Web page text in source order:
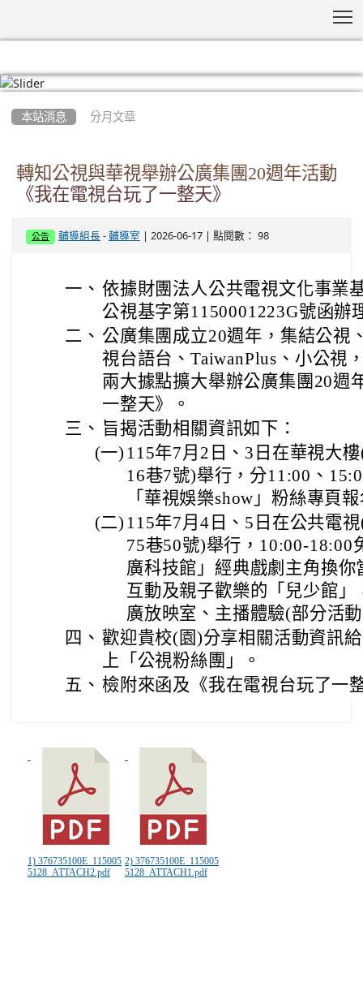
本站消息 分月文章
轉知公視與華視舉辦公廣集團20週年活動
《我在電視台玩了一整天》
公告 輔導組長 -輔導室 | 2026-06-17 | 點閱數： 98
一、 依據財團法人公共電視文化事業
公視基字第1150001223G號函辦
二、 公廣集團成立20週年，集結公視
視台語台、TaiwanPlus、小公視
兩大據點擴大舉辦公廣集團20週
一整天》。
三、 旨揭活動相關資訊如下：
(一) 115年7月2日、3日在華視大
16巷7號)舉行，分11:00、
「華視娛樂show」粉絲專頁
(二) 115年7月4日、5日在公共電
75巷50號)舉行，10:00-18:00
廣科技館」經典戲劇主角換
互動及親子歡樂的「兒少館
廣放映室、主播體驗(部分活
四、 歡迎貴校(園)分享相關活動資訊
上「公視粉絲團」。
五、 檢附來函及《我在電視台玩了一
1) 376735100E_115005
5128_ATTACH2.pdf
2) 376735100E_115005
5128_ATTACH1.pdf